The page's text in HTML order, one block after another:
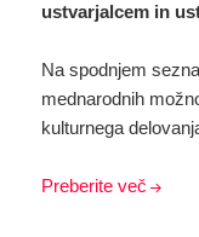
ustvarjalcem in
Na spodnjem
mednarodnih
kulturnega
Preberite več